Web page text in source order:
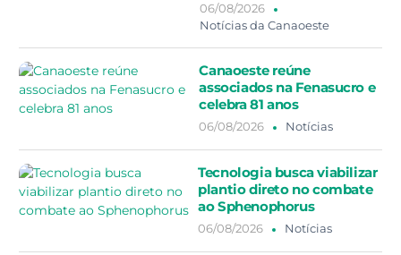
06/08/2026
Notícias da Canaoeste
Canaoeste reúne
associados na Fenasucro e
celebra 81 anos
06/08/2026 Notícias
Tecnologia busca viabilizar
plantio direto no combate
ao Sphenophorus
06/08/2026 Notícias